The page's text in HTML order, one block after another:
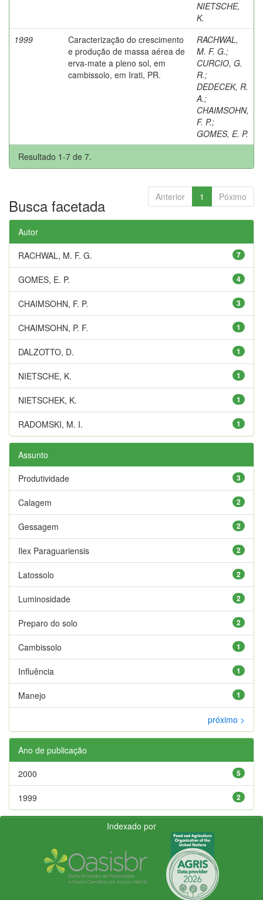
NIETSCHE,
K.
1999
Caracterização do crescimento
e produção de massa aérea de
erva-mate a pleno sol, em
cambissolo, em Irati, PR.
RACHWAL,
M. F. G.;
CURCIO, G.
R.;
DEDECEK, R.
A.;
CHAIMSOHN,
F. P.;
GOMES, E. P.
Resultado 1-7 de 7.
Anterior 1 Póximo
Busca facetada
Autor
7
RACHWAL, M. F. G.
4
GOMES, E. P.
3
CHAIMSOHN, F. P.
1
CHAIMSOHN, P. F.
1
DALZOTTO, D.
1
NIETSCHE, K.
1
NIETSCHEK, K.
1
RADOMSKI, M. I.
Assunto
3
Produtividade
2
Calagem
2
Gessagem
2
Ilex Paraguariensis
2
Latossolo
2
Luminosidade
2
Preparo do solo
1
Cambissolo
1
Influência
1
Manejo
próximo >
Ano de publicação
5
2000
2
1999
Indexado por